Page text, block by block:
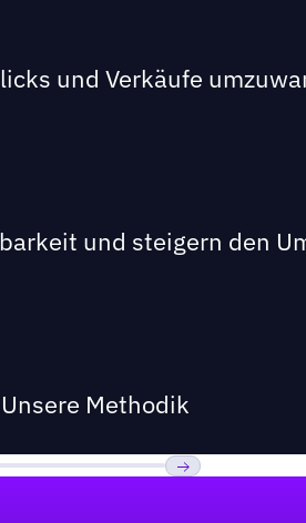
und Verkäufe
und steigern den
Methodik